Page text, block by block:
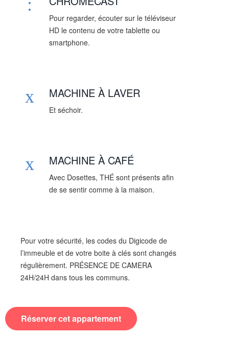
Pour regarder, écouter sur le téléviseur
HD le contenu de votre tablette ou
smartphone.
MACHINE À LAVER
Et séchoir.
MACHINE À CAFÉ
Avec Dosettes, THÉ sont présents afin
de se sentir comme à la maison.
Pour votre sécurité, les codes du Digicode de
l’immeuble et de votre boite à clés sont changés
régulièrement. PRÉSENCE DE CAMERA
24H/24H dans tous les communs.